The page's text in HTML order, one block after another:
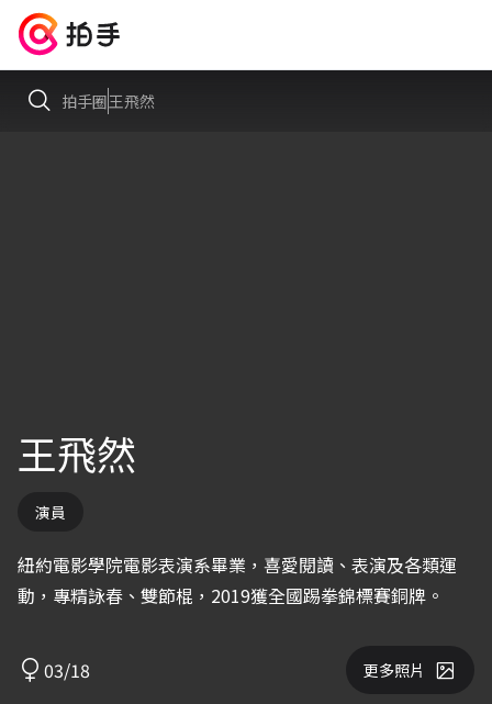
拍手圈王飛然
王飛然
演員
紐約電影學院電影表演系畢業，喜愛閱讀、表演及各類運
動，專精詠春、雙節棍，2019獲全國踢拳錦標賽銅牌。
03/18 更多照片